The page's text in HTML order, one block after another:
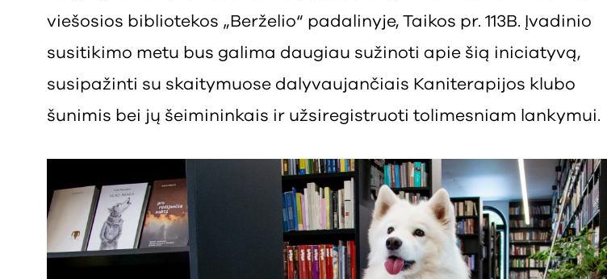
viešosios bibliotekos „Berželio“ padalinyje, Taikos pr. 113B. Įvadinio
susitikimo metu bus galima daugiau sužinoti apie šią iniciatyvą,
susipažinti su skaitymuose dalyvaujančiais Kaniterapijos klubo
šunimis bei jų šeimininkais ir užsiregistruoti tolimesniam lankymui.